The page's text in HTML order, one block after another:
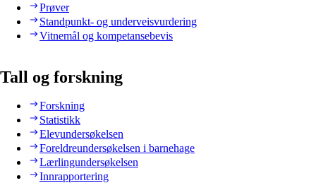
Prøver
Standpunkt- og underveisvurdering
Vitnemål og kompetansebevis
Tall og forskning
Forskning
Statistikk
Elevundersøkelsen
Foreldreundersøkelsen i barnehage
Lærlingundersøkelsen
Innrapportering